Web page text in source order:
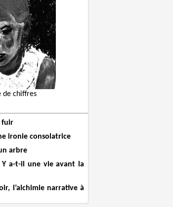
de chiffres
fuir
ironie consolatrice
arbre
a-t-il une vie avant la
l’alchimie narrative à